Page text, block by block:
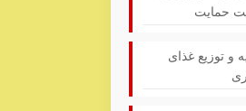
حمایت
و توزیع غذای